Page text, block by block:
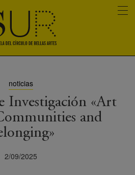
noticias
Investigación «Art
and
2/09/2025